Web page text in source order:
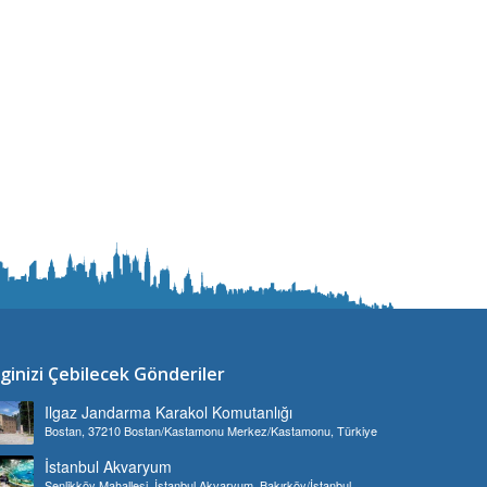
Çebilecek Gönderiler
Ilgaz Jandarma Karakol Komutanlığı
Bostan, 37210 Bostan/Kastamonu Merkez/Kastamonu, Türkiye
İstanbul Akvaryum